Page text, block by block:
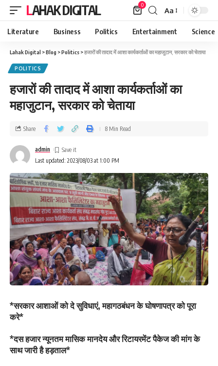
LAHAK DIGITAL 0
Aa
Literature Business Politics Entertainment Science
Lahak Digital >Blog >Politics >हजारों की तादाद में आशा कार्यकर्ताओं का महाजुटान, सरकार को चेताया
POLITICS
हजारों की तादाद में आशा कार्यकर्ताओं का
महाजुटान, सरकार को चेताया
Last updated: 2023/08/03 at 1:00 PM
admin
Share 8 Min Read
*सरकार आशाओं को दे सुविधाएं, महागठबंधन के घोषणापत्र को पूरा
करे*
*दस हजार न्यूनतम मासिक मानदेय और रिटायरमेंट पैकेज की मांग के
साथ जारी है हड़ताल*